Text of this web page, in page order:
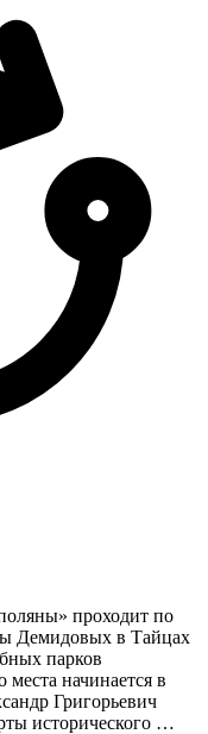
проходит по
Демидовых в Тайцах
парков
начинается в
Григорьевич
исторического …